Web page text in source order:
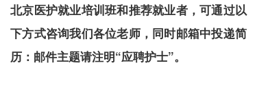
北京医护就业培训班和推荐就业者，可通过以
下方式咨询我们各位老师，同时邮箱中投递简
历：邮件主题请注明“应聘护士”。